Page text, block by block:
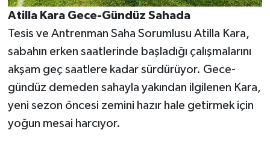
Atilla Kara Gece-Gündüz Sahada
Tesis ve Antrenman Saha Sorumlusu Atilla Kara,
sabahın erken saatlerinde başladığı çalışmalarını
akşam geç saatlere kadar sürdürüyor. Gece-
gündüz demeden sahayla yakından ilgilenen Kara,
yeni sezon öncesi zemini hazır hale getirmek için
yoğun mesai harcıyor.